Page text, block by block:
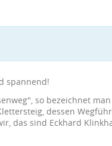
spannend!
so bezeichnet
dessen
das sind Eckhard